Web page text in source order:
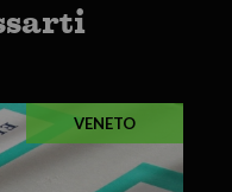
VENETO